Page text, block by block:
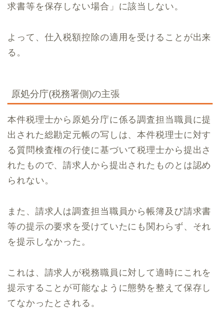
求書等を保存しない場合」に該当しない。
よって、仕入税額控除の適用を受けることが出来
る。
原処分庁(税務署側)の主張
本件税理士から原処分庁に係る調査担当職員に提
出された総勘定元帳の写しは、本件税理士に対す
る質問検査権の行使に基づいて税理士から提出さ
れたもので、請求人から提出されたものとは認め
られない。
また、請求人は調査担当職員から帳簿及び請求書
等の提示の要求を受けていたにも関わらず、それ
を提示しなかった。
これは、請求人が税務職員に対して適時にこれを
提示することが可能なように態勢を整えて保存し
てなかったとされる。